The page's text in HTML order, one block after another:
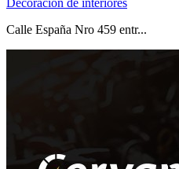
Decoración de interiores
Calle España Nro 459 entr...